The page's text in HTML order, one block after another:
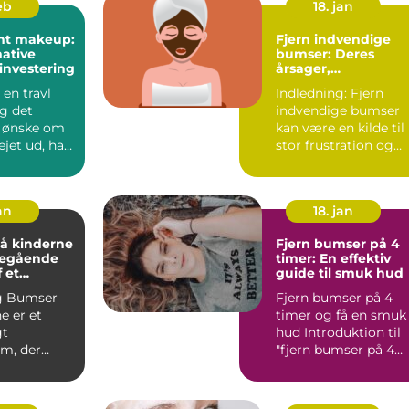
makeup:
travl
det
om
ud, har
18. jan
Fjern indvendige
bumser: Deres
årsager,
der og
Indledning: Fjern
indvendige bumser
kan være en kilde til
stor frustration og
mennes...
kinderne
et
Bumser
er et
der
i forskelli...
18. jan
Fjern bumser på 4
timer: En effektiv
guide til smuk hud
Fjern bumser på 4
timer og få en smuk
hud Introduktion til
"fjern bumser på 4